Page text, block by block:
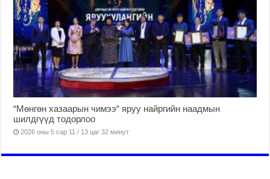
“Мөнгөн хазаарын чимээ“ яруу найргийн наадмын
шилдгүүд тодорлоо
2026 оны 5 сар 11 / 13 цаг 32 минут